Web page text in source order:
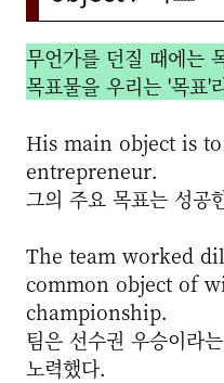
무언가를 던질 때에는
목표물을 우리는 '목표'
His main object is
entrepreneur.
그의 주요 목표는 성공
The team worked
common object of
championship.
팀은 선수권 우승이라
노력했다.